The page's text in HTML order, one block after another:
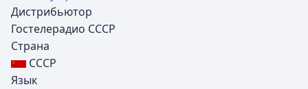
Дистрибьютор
Гостелерадио СССР
Страна
СССР
Язык